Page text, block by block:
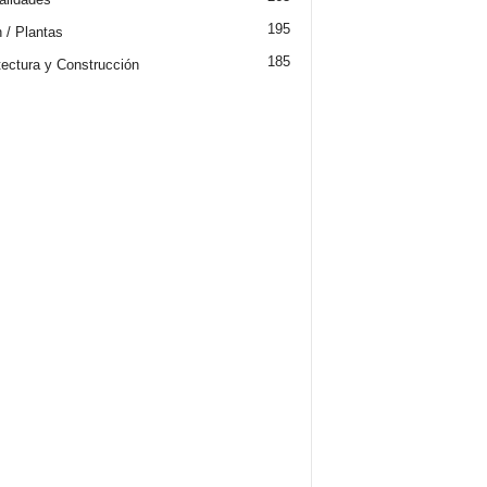
/ Plantas 195
y Construcción 185